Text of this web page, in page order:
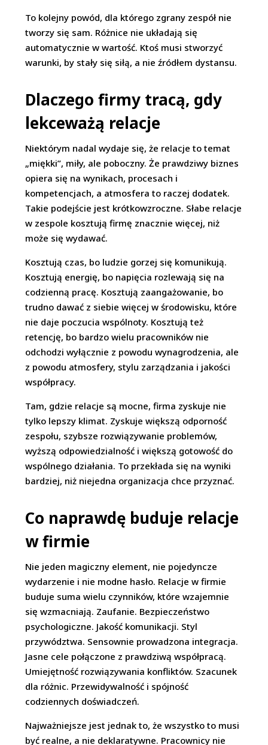
To kolejny powód, dla którego zgrany zespół nie
tworzy się sam. Różnice nie układają się
automatycznie w wartość. Ktoś musi stworzyć
warunki, by stały się siłą, a nie źródłem dystansu.
Dlaczego firmy tracą, gdy
lekceważą relacje
Niektórym nadal wydaje się, że relacje to temat
„miękki”, miły, ale poboczny. Że prawdziwy biznes
opiera się na wynikach, procesach i
kompetencjach, a atmosfera to raczej dodatek.
Takie podejście jest krótkowzroczne. Słabe relacje
w zespole kosztują firmę znacznie więcej, niż
może się wydawać.
Kosztują czas, bo ludzie gorzej się komunikują.
Kosztują energię, bo napięcia rozlewają się na
codzienną pracę. Kosztują zaangażowanie, bo
trudno dawać z siebie więcej w środowisku, które
nie daje poczucia wspólnoty. Kosztują też
retencję, bo bardzo wielu pracowników nie
odchodzi wyłącznie z powodu wynagrodzenia, ale
z powodu atmosfery, stylu zarządzania i jakości
współpracy.
Tam, gdzie relacje są mocne, firma zyskuje nie
tylko lepszy klimat. Zyskuje większą odporność
zespołu, szybsze rozwiązywanie problemów,
wyższą odpowiedzialność i większą gotowość do
wspólnego działania. To przekłada się na wyniki
bardziej, niż niejedna organizacja chce przyznać.
Co naprawdę buduje relacje
w firmie
Nie jeden magiczny element, nie pojedyncze
wydarzenie i nie modne hasło. Relacje w firmie
buduje suma wielu czynników, które wzajemnie
się wzmacniają. Zaufanie. Bezpieczeństwo
psychologiczne. Jakość komunikacji. Styl
przywództwa. Sensownie prowadzona integracja.
Jasne cele połączone z prawdziwą współpracą.
Umiejętność rozwiązywania konfliktów. Szacunek
dla różnic. Przewidywalność i spójność
codziennych doświadczeń.
Najważniejsze jest jednak to, że wszystko to musi
być realne, a nie deklaratywne. Pracownicy nie